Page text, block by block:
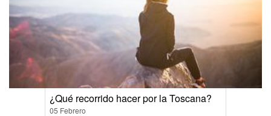
¿Qué recorrido hacer por la Toscana?
05 Febrero